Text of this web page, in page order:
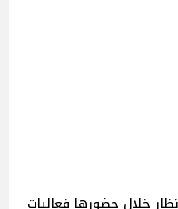
خلال حضورها فعاليات